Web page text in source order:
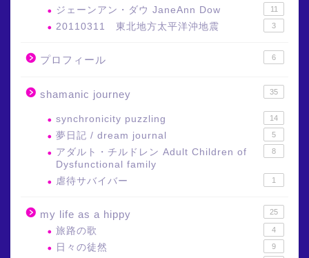
ジェーンアン・ダウ JaneAnn Dow 11
20110311 東北地方太平洋沖地震 3
プロフィール 6
shamanic journey 35
synchronicity puzzling 14
夢日記 / dream journal 5
アダルト・チルドレン Adult Children of
Dysfunctional family
8
虐待サバイバー 1
my life as a hippy 25
旅路の歌 4
日々の徒然 9